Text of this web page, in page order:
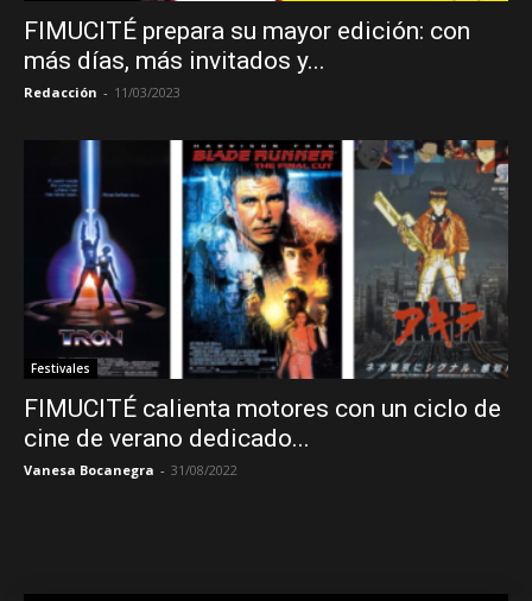
FIMUCITÉ prepara su mayor edición: con
más días, más invitados y...
Redacción - 11/03/2023
Festivales
FIMUCITÉ calienta motores con un ciclo de
cine de verano dedicado...
Vanesa Bocanegra - 31/08/2022